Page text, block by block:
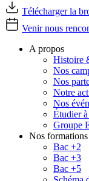
Télécharger la
Venir nous
A propos
Histoire
Nos
Nos
Notre
Nos
Étudier
Groupe
Nos formations
Bac +2
Bac +3
Bac +5